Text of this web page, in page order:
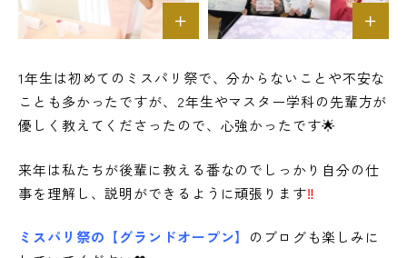
1年生は初めてのミスパリ祭で、分からないことや不安な
ことも多かったですが、2年生やマスター学科の先輩方が
優しく教えてくださったので、心強かったです🌟
来年は私たちが後輩に教える番なのでしっかり自分の仕
事を理解し、説明ができるように頑張ります‼
ミスパリ祭の【グランドオープン】 のブログも楽しみに